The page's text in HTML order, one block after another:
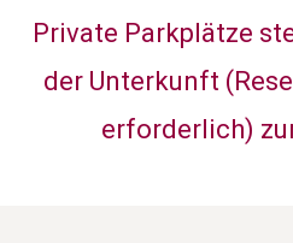
Private Parkplätze
der Unterkunft
erforderlich)